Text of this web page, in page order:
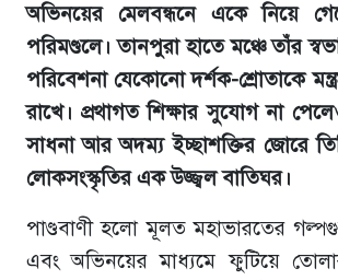
অভিনয়ের মেলবন্ধনে একে নিয়ে
পরিমণ্ডলে। তানপুরা হাতে মঞ্চে তাঁর
পরিবেশনা যেকোনো দর্শক-শ্রোতাকে
রাখে। প্রথাগত শিক্ষার সুযোগ না
সাধনা আর অদম্য ইচ্ছাশক্তির জোরে
লোকসংস্কৃতির এক উজ্জ্বল বাতিঘর।
পাণ্ডবাণী হলো মূলত মহাভারতের
এবং অভিনয়ের মাধ্যমে ফুটিয়ে